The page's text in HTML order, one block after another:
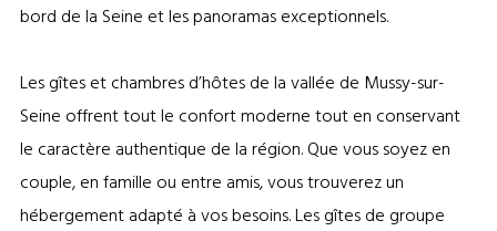
bord de la Seine et les panoramas exceptionnels.
Les gîtes et chambres d’hôtes de la vallée de Mussy-sur-
Seine offrent tout le confort moderne tout en conservant
le caractère authentique de la région. Que vous soyez en
couple, en famille ou entre amis, vous trouverez un
hébergement adapté à vos besoins. Les gîtes de groupe